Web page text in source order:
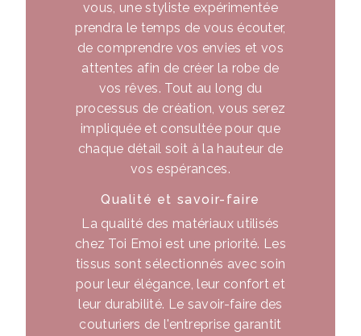
vous, une styliste expérimentée
prendra le temps de vous écouter,
de comprendre vos envies et vos
attentes afin de créer la robe de
vos rêves. Tout au long du
processus de création, vous serez
impliquée et consultée pour que
chaque détail soit à la hauteur de
vos espérances.
Qualité et savoir-faire
La qualité des matériaux utilisés
chez Toi Emoi est une priorité. Les
tissus sont sélectionnés avec soin
pour leur élégance, leur confort et
leur durabilité. Le savoir-faire des
couturiers de l'entreprise garantit